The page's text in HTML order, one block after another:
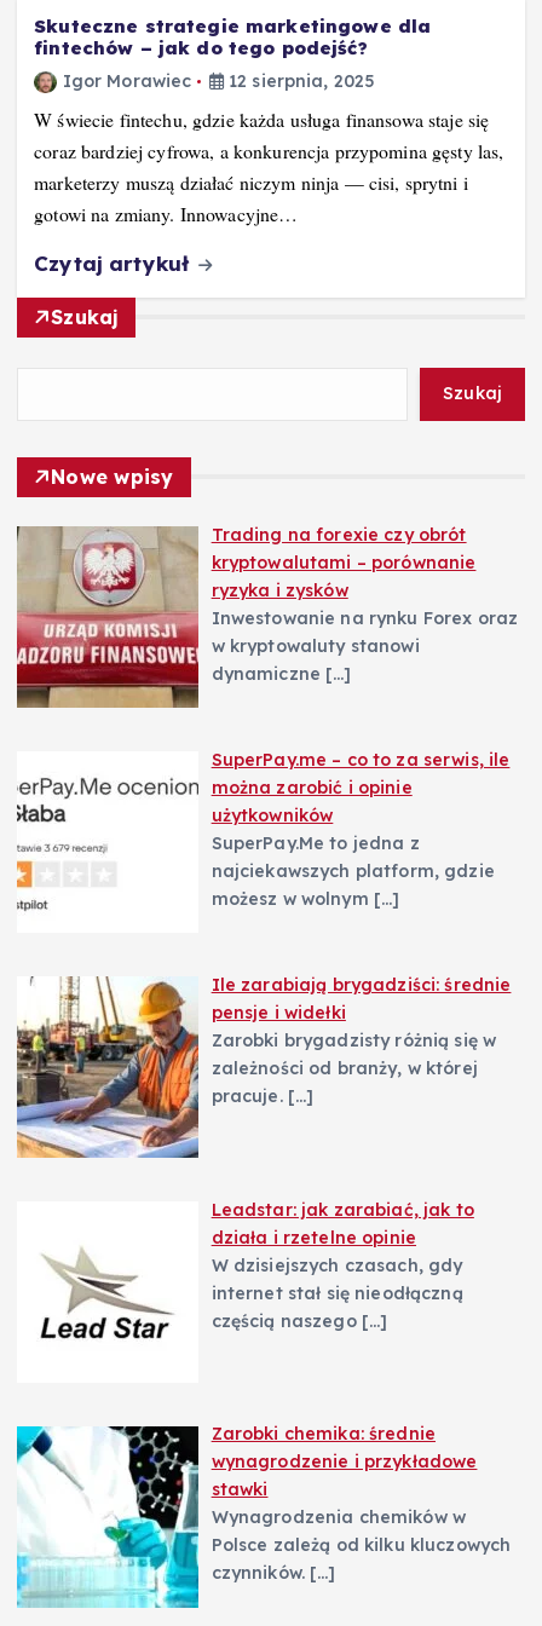
Skuteczne strategie marketingowe dla
fintechów – jak do tego podejść?
Igor Morawiec 12 sierpnia, 2025
W świecie fintechu, gdzie każda usługa finansowa staje się
coraz bardziej cyfrowa, a konkurencja przypomina gęsty las,
marketerzy muszą działać niczym ninja — cisi, sprytni i
gotowi na zmiany. Innowacyjne…
Czytaj artykuł
Szukaj
Szukaj
Nowe wpisy
Trading na forexie czy obrót
kryptowalutami – porównanie
ryzyka i zysków
Inwestowanie na rynku Forex oraz
w kryptowaluty stanowi
dynamiczne […]
SuperPay.me – co to za serwis, ile
można zarobić i opinie
użytkowników
SuperPay.Me to jedna z
najciekawszych platform, gdzie
możesz w wolnym […]
Ile zarabiają brygadziści: średnie
pensje i widełki
Zarobki brygadzisty różnią się w
zależności od branży, w której
pracuje. […]
Leadstar: jak zarabiać, jak to
działa i rzetelne opinie
W dzisiejszych czasach, gdy
internet stał się nieodłączną
częścią naszego […]
Zarobki chemika: średnie
wynagrodzenie i przykładowe
stawki
Wynagrodzenia chemików w
Polsce zależą od kilku kluczowych
czynników. […]